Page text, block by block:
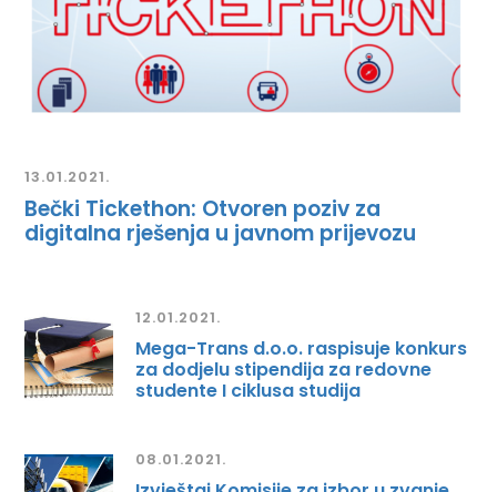
13.01.2021.
Bečki Tickethon: Otvoren poziv za
digitalna rješenja u javnom prijevozu
12.01.2021.
Mega-Trans d.o.o. raspisuje konkurs
za dodjelu stipendija za redovne
studente I ciklusa studija
08.01.2021.